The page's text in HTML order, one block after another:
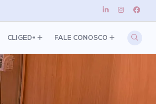
CLIGED+ FALE CONOSCO